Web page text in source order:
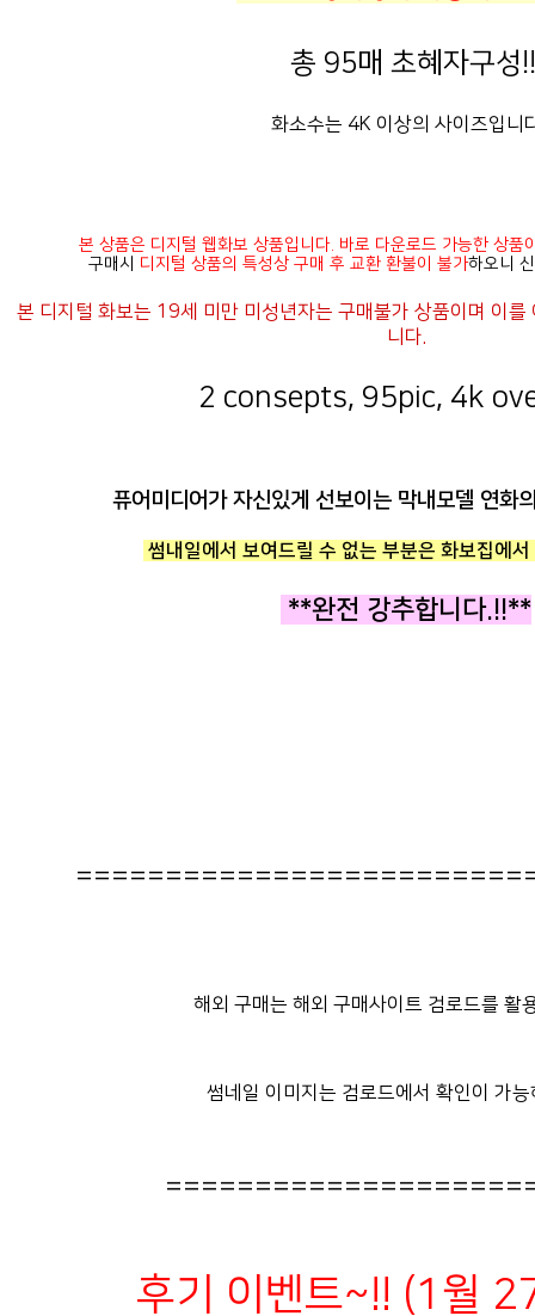
총 95매 초혜자구성!!
화소수는 4K 이상의 사이즈입니
본 상품은 디지털 웹화보 상품입니다. 바로 다운로드 가능한 상품
구매시 디지털 상품의 특성상 구매 후 교환 환불이 불가하오니
니다.
2 consepts, 95pic, 4k
퓨어미디어가 자신있게 선보이는 막내모델 연화
썸내일에서 보여드릴 수 없는 부분은 화보집에
**완전 강추합니다.!!**
해외 구매는 해외 구매사이트 검로드를 활
썸네일 이미지는 검로드에서 확인이 가능
후기 이벤트~!! (1월